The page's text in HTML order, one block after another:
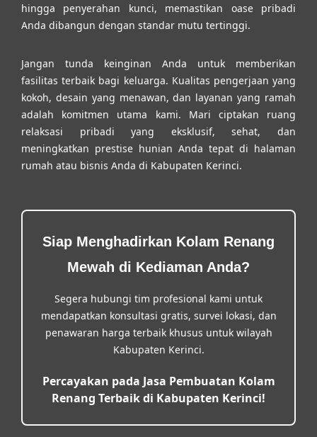
hingga penyerahan kunci, memastikan oase pribadi
Anda dibangun dengan standar mutu tertinggi.
Jangan tunda keinginan Anda untuk memberikan
fasilitas terbaik bagi keluarga. Kualitas pengerjaan yang
kokoh, desain yang menawan, dan layanan yang ramah
adalah komitmen utama kami. Mari ciptakan ruang
relaksasi pribadi yang eksklusif, sehat, dan
meningkatkan prestise hunian Anda tepat di halaman
rumah atau bisnis Anda di Kabupaten Kerinci.
Siap Menghadirkan Kolam Renang
Mewah di Kediaman Anda?
Segera hubungi tim profesional kami untuk
mendapatkan konsultasi gratis, survei lokasi, dan
penawaran harga terbaik khusus untuk wilayah
Kabupaten Kerinci.
Percayakan pada Jasa Pembuatan Kolam
Renang Terbaik di Kabupaten Kerinci!